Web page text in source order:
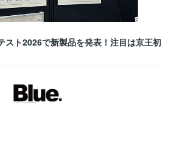
スト2026で新製品を発表！注目は京王初